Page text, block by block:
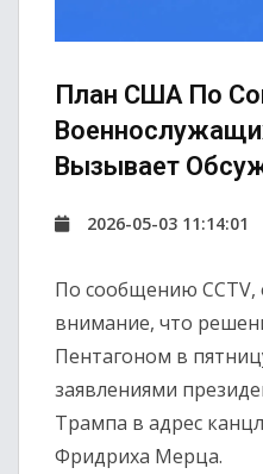
План США По
Вызывает
2026-05-03 11:14:01
По сообщению CCTV,
внимание, что
Пентагоном в
заявлениями
Трампа в адрес
Фридриха Мерца.